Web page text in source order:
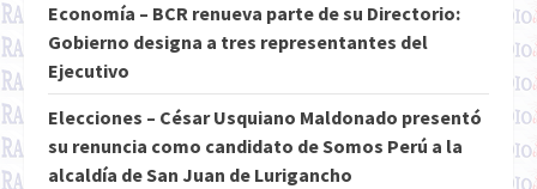
Economía – BCR renueva parte de su Directorio:
Gobierno designa a tres representantes del
Ejecutivo
Elecciones – César Usquiano Maldonado presentó
su renuncia como candidato de Somos Perú a la
alcaldía de San Juan de Lurigancho